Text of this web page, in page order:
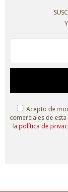
Acepto de
comerciales de
la política de